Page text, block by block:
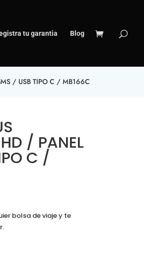
tu garantia Blog
/ USB TIPO C / MB166C
/ PANEL
C /
bolsa de viaje y te